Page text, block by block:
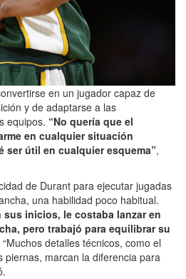
en un jugador capaz de
y de adaptarse a las
equipos. “No quería que el
en cualquier situación
ser útil en cualquier esquema”,
de Durant para ejecutar jugadas
una habilidad poco habitual.
inicios, le costaba lanzar en
pero trabajó para equilibrar su
“Muchos detalles técnicos, como el
piernas, marcan la diferencia para